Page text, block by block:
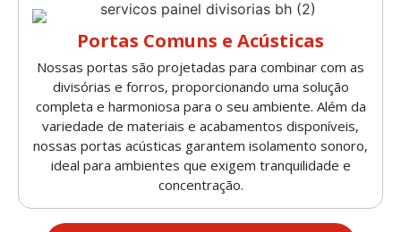
Portas Comuns e Acústicas
Nossas portas são projetadas para combinar com as
divisórias e forros, proporcionando uma solução
completa e harmoniosa para o seu ambiente. Além da
variedade de materiais e acabamentos disponíveis,
nossas portas acústicas garantem isolamento sonoro,
ideal para ambientes que exigem tranquilidade e
concentração.